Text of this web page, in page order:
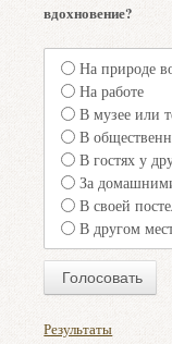
вдохновение?
На природе
На работе
В музее или
В
В гостях у
За
В своей
В другом
Результаты